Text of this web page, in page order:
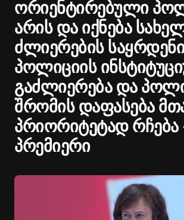
ორიენტირებული
არის და იქნება
ძლიერების
პოლიციის
გაძლიერება და
შრომის დაფასება
პრიორიტეტად რჩება
პრემიერი